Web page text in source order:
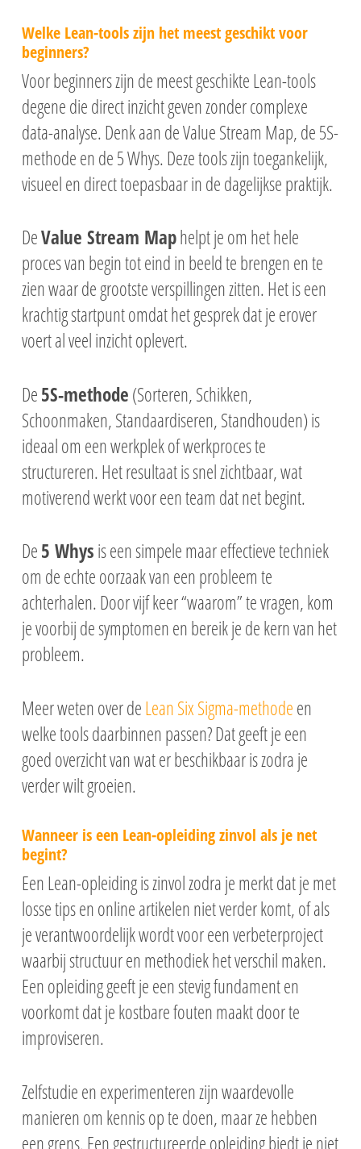
Welke Lean-tools zijn het meest geschikt voor
beginners?
Voor beginners zijn de meest geschikte Lean-tools
degene die direct inzicht geven zonder complexe
data-analyse. Denk aan de Value Stream Map, de 5S-
methode en de 5 Whys. Deze tools zijn toegankelijk,
visueel en direct toepasbaar in de dagelijkse praktijk.
DeValue Stream Maphelpt je om het hele
proces van begin tot eind in beeld te brengen en te
zien waar de grootste verspillingen zitten. Het is een
krachtig startpunt omdat het gesprek dat je erover
voert al veel inzicht oplevert.
De5S-methode(Sorteren, Schikken,
Schoonmaken, Standaardiseren, Standhouden) is
ideaal om een werkplek of werkproces te
structureren. Het resultaat is snel zichtbaar, wat
motiverend werkt voor een team dat net begint.
De5 Whysis een simpele maar effectieve techniek
om de echte oorzaak van een probleem te
achterhalen. Door vijf keer “waarom” te vragen, kom
je voorbij de symptomen en bereik je de kern van het
probleem.
Meer weten over deLean Six Sigma-methodeen
welke tools daarbinnen passen? Dat geeft je een
goed overzicht van wat er beschikbaar is zodra je
verder wilt groeien.
Wanneer is een Lean-opleiding zinvol als je net
begint?
Een Lean-opleiding is zinvol zodra je merkt dat je met
losse tips en online artikelen niet verder komt, of als
je verantwoordelijk wordt voor een verbeterproject
waarbij structuur en methodiek het verschil maken.
Een opleiding geeft je een stevig fundament en
voorkomt dat je kostbare fouten maakt door te
improviseren.
Zelfstudie en experimenteren zijn waardevolle
manieren om kennis op te doen, maar ze hebben
een grens. Een gestructureerde opleiding biedt je niet